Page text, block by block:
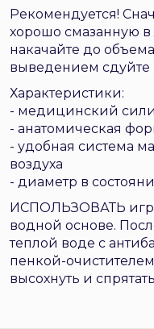
Рекомендуется!
хорошо смазанную в
накачайте до
выведением сдуйте
Характеристики:
- медицинский
- анатомическая
- удобная система
воздуха
- диаметр в
ИСПОЛЬЗОВАТЬ
водной основе.
теплой воде с
пенкой-
высохнуть и